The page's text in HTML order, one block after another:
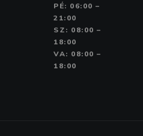
PÉ: 06:00 –
21:00
SZ: 08:00 –
18:00
VA: 08:00 –
18:00